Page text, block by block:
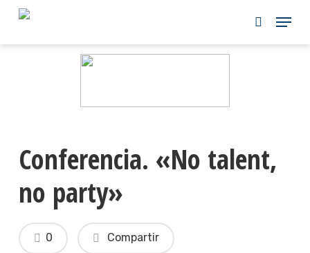
Skip
Conferencia. «No talent,
no party»
Compartir
0